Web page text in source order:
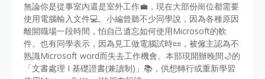
無論你是從事室內還是室外工作💼，現在大部份崗位都需要
使用電腦輸入文件💻。小編曾聽不少同學說，因為各種原因
離開職場一段時間，怕自己遺忘如何使用Microsoft的軟
件。也有同學表示，因為見工做電腦試時📜，被僱主認為不
熟識Microsoft word而失去工作機會。本部現開辦晚間🌙的
「文書處理 I 基礎證書(兼讀制)」📚，供想轉行或重新學習